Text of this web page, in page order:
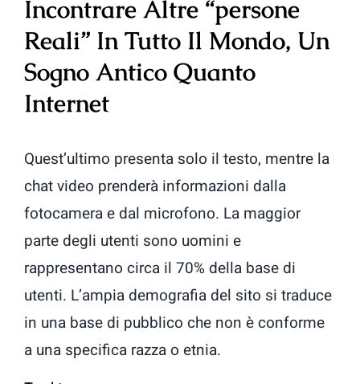
Incontrare Altre “persone
Reali” In Tutto Il Mondo, Un
Sogno Antico Quanto
Internet
Quest’ultimo presenta solo il testo, mentre la
chat video prenderà informazioni dalla
fotocamera e dal microfono. La maggior
parte degli utenti sono uomini e
rappresentano circa il 70% della base di
utenti. L’ampia demografia del sito si traduce
in una base di pubblico che non è conforme
a una specifica razza o etnia.